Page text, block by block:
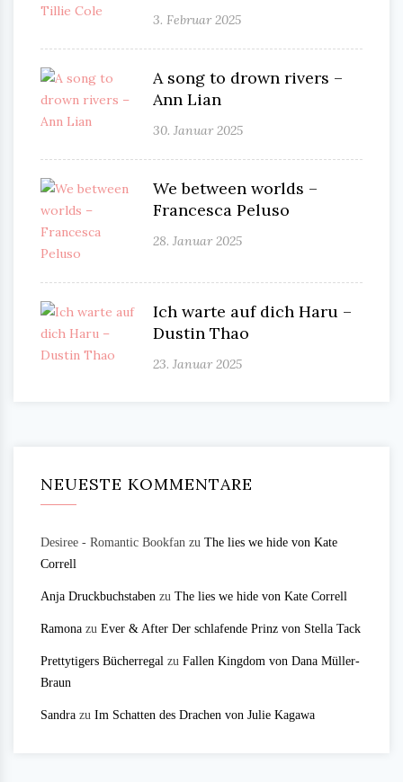
3. Februar 2025
A song to drown rivers –
Ann Lian
30. Januar 2025
We between worlds –
Francesca Peluso
28. Januar 2025
Ich warte auf dich Haru –
Dustin Thao
23. Januar 2025
NEUESTE KOMMENTARE
Desiree - Romantic Bookfan zu The lies we hide von Kate
Correll
Anja Druckbuchstaben zu The lies we hide von Kate Correll
Ramona zu Ever & After Der schlafende Prinz von Stella Tack
Prettytigers Bücherregal zu Fallen Kingdom von Dana Müller-
Braun
Sandra zu Im Schatten des Drachen von Julie Kagawa